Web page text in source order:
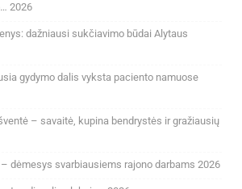
2026
dažniausi sukčiavimo būdai Alytaus
gydymo dalis vyksta paciento namuose
– savaitė, kupina bendrystės ir gražiausių
dėmesys svarbiausiems rajono darbams 2026